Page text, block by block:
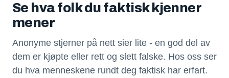
Se hva folk du faktisk kjenner
mener
Anonyme stjerner på nett sier lite - en god del av
dem er kjøpte eller rett og slett falske. Hos oss ser
du hva menneskene rundt deg faktisk har erfart.